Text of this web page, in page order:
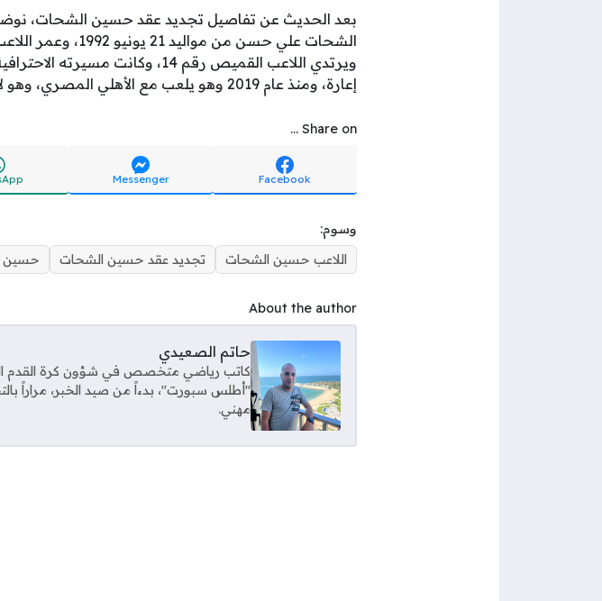
بعد الحديث عن تفاصيل تجديد عقد حسين الشحات،
ويرتدي اللاعب القميص رقم 14،
إعارة، ومنذ عام 2019 وهو يلعب مع الأهلي المصري، وهو لاعب المنتخب المصري ويلعب مع المنتخب الآن.
Share on ...
Facebook
Messenger
وسوم:
اللاعب حسين الشحات
تجديد عقد حسين الشحات حسين
About the author
حاتم الصعيدي
كاتب رياضي متخصص في شؤون كرة القدم
"أطلس سبورت"، بدءاً من صيد الخبر، مراراً
مهني.